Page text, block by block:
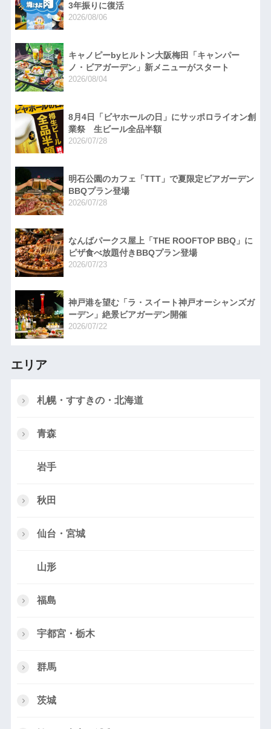
3年振りに復活
2026/08/06
キャノピーbyヒルトン大阪梅田「キャンパー
ノ・ビアガーデン」新メニューがスタート
2026/08/04
8月4日「ビヤホールの日」にサッポロライオン創
業祭 生ビール全品半額
2026/07/28
明石公園のカフェ「TTT」で夏限定ビアガーデン
BBQプラン登場
2026/07/28
なんばパークス屋上「THE ROOFTOP BBQ」に
ピザ食べ放題付きBBQプラン登場
2026/07/23
神戸港を望む「ラ・スイート神戸オーシャンズガ
ーデン」絶景ビアガーデン開催
2026/07/22
エリア
札幌・すすきの・北海道
青森
岩手
秋田
仙台・宮城
山形
福島
宇都宮・栃木
群馬
茨城